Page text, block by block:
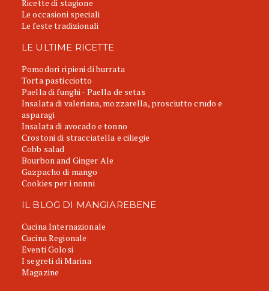
Ricette di stagione
Le occasioni speciali
Le feste tradizionali
LE ULTIME RICETTE
Pomodori ripieni di burrata
Torta pasticciotto
Paella di funghi - Paella de setas
Insalata di valeriana, mozzarella, prosciutto crudo e
asparagi
Insalata di avocado e tonno
Crostoni di stracciatella e ciliegie
Cobb salad
Bourbon and Ginger Ale
Gazpacho di mango
Cookies per i nonni
IL BLOG DI MANGIAREBENE
Cucina Internazionale
Cucina Regionale
Eventi Golosi
I segreti di Marina
Magazine